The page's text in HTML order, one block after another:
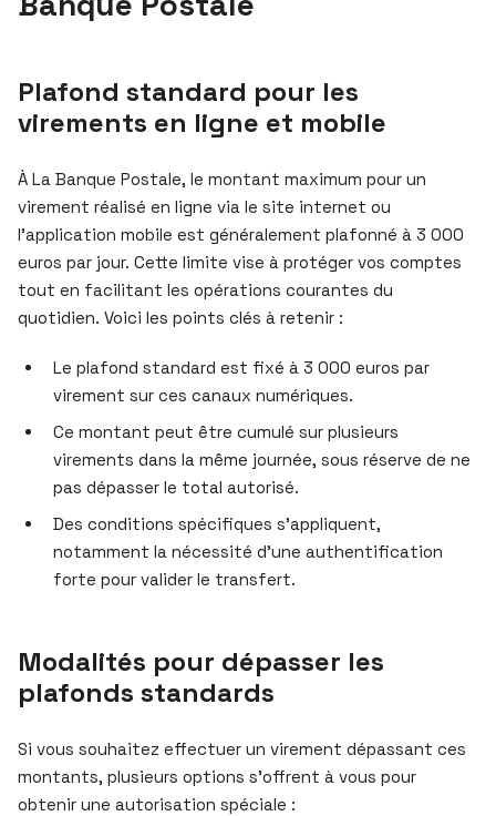
Plafond standard pour les
virements en ligne et mobile
À La Banque Postale, le montant maximum pour un
virement réalisé en ligne via le site internet ou
l’application mobile est généralement plafonné à 3 000
euros par jour. Cette limite vise à protéger vos comptes
tout en facilitant les opérations courantes du
quotidien. Voici les points clés à retenir :
Le plafond standard est fixé à 3 000 euros par
virement sur ces canaux numériques.
Ce montant peut être cumulé sur plusieurs
virements dans la même journée, sous réserve de ne
pas dépasser le total autorisé.
Des conditions spécifiques s’appliquent,
notamment la nécessité d’une authentification
forte pour valider le transfert.
Modalités pour dépasser les
plafonds standards
Si vous souhaitez effectuer un virement dépassant ces
montants, plusieurs options s’offrent à vous pour
obtenir une autorisation spéciale :